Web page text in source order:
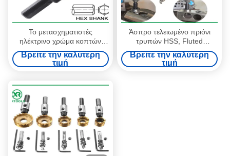
Το μετασχηματιστές
ηλέκτρινο χρώμα κοπτών
πριονιών τρυπών κνημών
HSS δεκαεξαδικού τελειώνει
τη βέλτιστη διάρκεια
Βρείτε την καλύτερη
τιμή
Άσπρο τελειωμένο πριόνι
τρυπών HSS, Fluted
διάτρηση μετάλλων πριονιών
τρυπών μετάλλων δοντιών
Βρείτε την καλύτερη
τιμή